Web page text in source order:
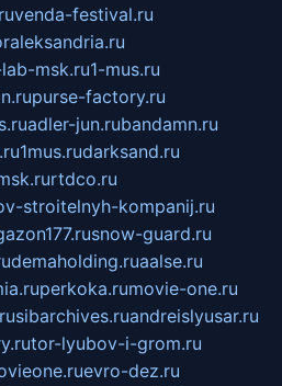
venda-festival.ru
msk.ru1-mus.ru
purse-factory.ru
adler-jun.rubandamn.ru
1mus.rudarksand.ru
rtdco.ru
stroitelnyh-kompanij.ru
snow-guard.ru
demaholding.ruaalse.ru
perkoka.rumovie-one.ru
sibarchives.ruandreislyusar.ru
tor-lyubov-i-grom.ru
evro-dez.ru